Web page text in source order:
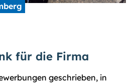
für die Firma
geschrieben, in